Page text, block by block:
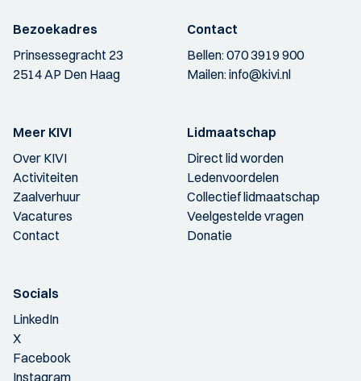
Bezoekadres
Prinsessegracht 23
2514 AP Den Haag
Contact
Bellen:070 3919 900
Mailen:info@kivi.nl
Meer KIVI
Over KIVI
Activiteiten
Zaalverhuur
Vacatures
Contact
Lidmaatschap
Direct lid worden
Ledenvoordelen
Collectief lidmaatschap
Veelgestelde vragen
Donatie
Socials
LinkedIn
X
Facebook
Instagram